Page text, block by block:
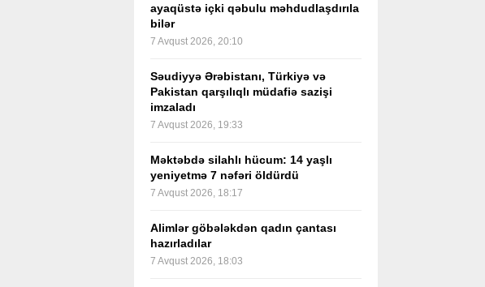
ayaqüstə içki qəbulu məhdudlaşdırıla
bilər
7 Avqust 2026, 20:10
Səudiyyə Ərəbistanı, Türkiyə və
Pakistan qarşılıqlı müdafiə sazişi
imzaladı
7 Avqust 2026, 19:33
Məktəbdə silahlı hücum: 14 yaşlı
yeniyetmə 7 nəfəri öldürdü
7 Avqust 2026, 18:17
Alimlər göbələkdən qadın çantası
hazırladılar
7 Avqust 2026, 18:03